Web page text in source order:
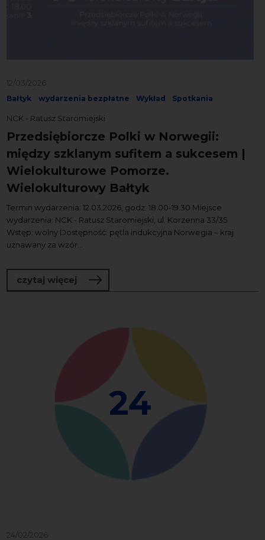
12/03/2026
Bałtyk wydarzenia bezpłatne Wykład Spotkania
NCK - Ratusz Staromiejski
Przedsiębiorcze Polki w Norwegii:
między szklanym sufitem a sukcesem |
Wielokulturowe Pomorze.
Wielokulturowy Bałtyk
Termin wydarzenia: 12.03.2026, godz. 18.00-19.30 Miejsce
wydarzenia: NCK - Ratusz Staromiejski, ul. Korzenna 33/35
Wstęp: wolny Dostępność: pętla indukcyjna Norwegia – kraj
uznawany za wzór...
czytaj więcej o Przedsiębiorcze Polki w Norwegii:
24
24/02/2026